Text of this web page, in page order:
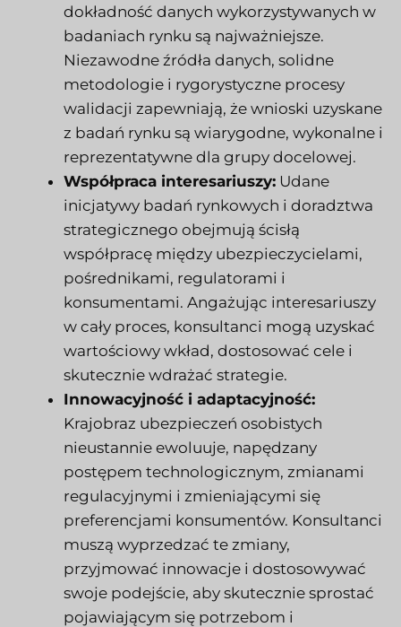
dokładność danych wykorzystywanych w
badaniach rynku są najważniejsze.
Niezawodne źródła danych, solidne
metodologie i rygorystyczne procesy
walidacji zapewniają, że wnioski uzyskane
z badań rynku są wiarygodne, wykonalne i
reprezentatywne dla grupy docelowej.
Współpraca interesariuszy: Udane
inicjatywy badań rynkowych i doradztwa
strategicznego obejmują ścisłą
współpracę między ubezpieczycielami,
pośrednikami, regulatorami i
konsumentami. Angażując interesariuszy
w cały proces, konsultanci mogą uzyskać
wartościowy wkład, dostosować cele i
skutecznie wdrażać strategie.
Innowacyjność i adaptacyjność:
Krajobraz ubezpieczeń osobistych
nieustannie ewoluuje, napędzany
postępem technologicznym, zmianami
regulacyjnymi i zmieniającymi się
preferencjami konsumentów. Konsultanci
muszą wyprzedzać te zmiany,
przyjmować innowacje i dostosowywać
swoje podejście, aby skutecznie sprostać
pojawiającym się potrzebom i